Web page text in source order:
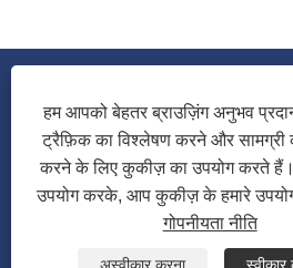
लिंक|Sitemap| RSS|
कॉपीराइट © 2022 हेबेई शौके युआनटुओ
वितरण बॉक्स, आईटी रैक कैबिनेट -
हम आपको बेहतर ब्राउज़िंग अनुभव
ट्रैफ़िक का विश्लेषण करने और सामग्री
करने के लिए कुकीज़ का उपयोग करते
उपयोग करके, आप कुकीज़ के हमारे
गोपनीयता नीति